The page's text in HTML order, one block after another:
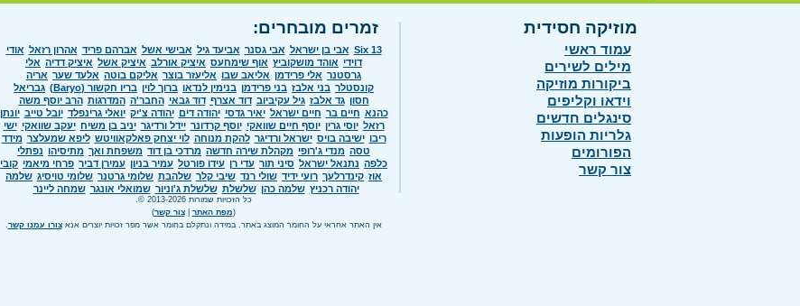
מוזיקה חסידית
עמוד ראשי
מילים לשירים
ביקורות מוזיקה
וידאו וקליפים
סינגלים חדשים
גלריות הופעות
הפורומים
צור קשר
זמרים מובחרים:
Six 13 אבי בן ישראל אבי גסנר אביעד גיל אבישי אשל אברהם פריד אהרון רזאל אודי
דוידי אוהד מושקוביץ אוף שימחעס איציק אורלב איציק אשל איציק דדיה אלי
גרסטנר אלי פרידמן אליאב שבו אליעזר בוצר אליקם בוטה אלעד שער אריה
קונסטלר בני אלבז בני פרידמן בנימין לנדאו ברוך לוין בריו חקשור (Baryo)
גבריאל
חסון גד אלבז גיל עקיביוב דוד אצרף דוד גבאי החבר'ה המדרגות הרב יוסף משה
כהנא חיים בר חיים ישראל יאיר גדסי יהודה דים יהודה צ'יק יואלי גרינפלד יובל טייב יונתן
רזאל יוסי גרין יוסף חיים שוואקי יוסף קרדונר יידל ורדיגר יניב בן משיח יעקב שוואקי ישי
ריבו ישיבה בויס ישראל ורדיגר להקת מנוחה לוי יצחק פאלקאוויטש ליפא שמעלצר מידד
טסה מנדי ג'רופי מקהלת שירה חדשה מרדכי בן דוד משפחת ואך מתיסיהו נפתלי
כלפה נתנאל ישראל סיני תור עדי רן עידו פורטל עמיר בניון עמירן דביר פרחי מיאמי קובי
אוז קינדרלעך רועי ידיד שולי רנד שיבי קלר שלהבת שלומי גרטנר שלומי טויסיג שלמה
יהודה רכניץ שלמה כהן שלשלת שלשלת ג'וניור שמואלי אונגר שמחה ליינר
כל הזכויות שמורות 2013-2026 ©.
(מפת האתר |צור קשר)
אין האתר אחראי על החומר המוצג באתר. במידה ונתקלם בחומר אשר מפר זכויות יוצרים אנאצורו עמנו קשר.